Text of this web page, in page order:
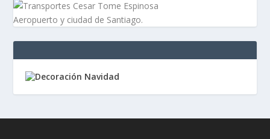
Aeropuerto y ciudad de Santiago.